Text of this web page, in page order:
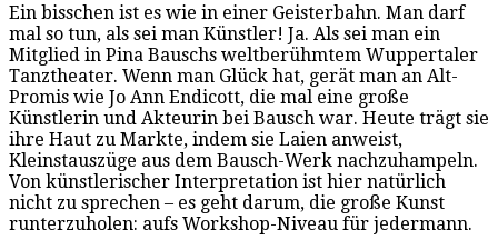
Ein bisschen ist es wie in einer Geisterbahn. Man darf
mal so tun, als sei man Künstler! Ja. Als sei man ein
Mitglied in Pina Bauschs weltberühmtem Wuppertaler
Tanztheater. Wenn man Glück hat, gerät man an Alt-
Promis wie Jo Ann Endicott, die mal eine große
Künstlerin und Akteurin bei Bausch war. Heute trägt sie
ihre Haut zu Markte, indem sie Laien anweist,
Kleinstauszüge aus dem Bausch-Werk nachzuhampeln.
Von künstlerischer Interpretation ist hier natürlich
nicht zu sprechen – es geht darum, die große Kunst
runterzuholen: aufs Workshop-Niveau für jedermann.